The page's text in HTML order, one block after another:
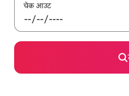
चेक आउट